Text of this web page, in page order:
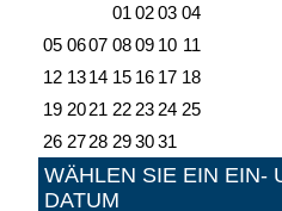
01 0203 04
05 0607 08 09 10 11
12 1314 15 16 17 18
19 2021 22 23 24 25
26 2728 29 3031
WÄHLEN SIE EIN EIN-
DATUM